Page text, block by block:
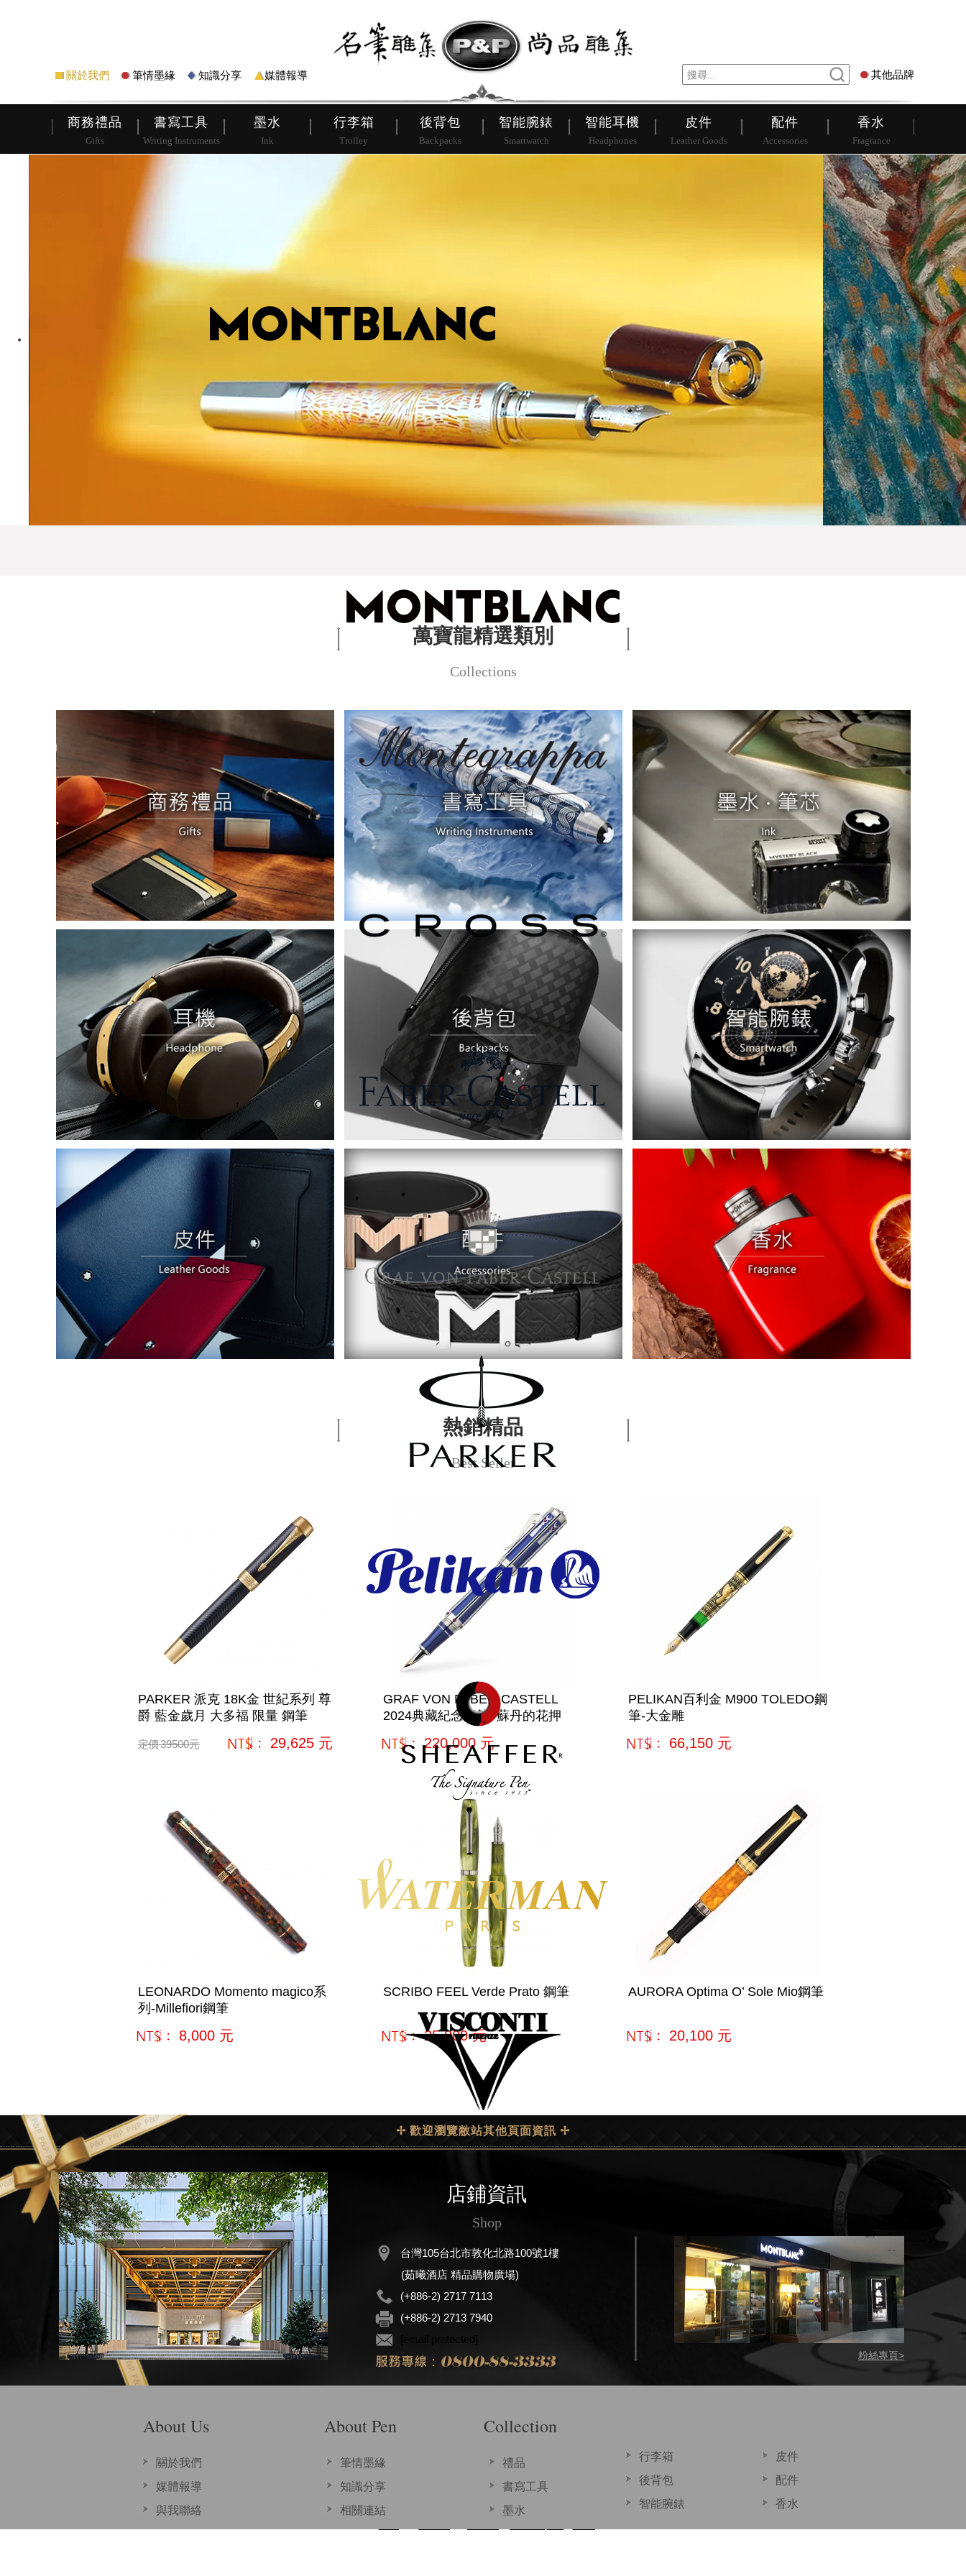
關於我們 筆情墨緣 知識分享 媒體報導 其他品牌
商務禮品
Gifts
書寫工具
Writing Instruments
墨水
Ink
行李箱
Trolley
後背包
Backpacks
智能腕錶
Smartwatch
智能耳機
Headphones
皮件
Leather Goods
配件
Accessories
香水
Fragrance
皮帶 行李箱
萬寶龍精選類別
Collections
熱銷精品
Best Seller
PARKER 派克 18K金 世紀系列 尊
爵 藍金歲月 大多福 限量 鋼筆
定價39500元 網購﹕ 29,625 元
GRAF VON FABER-CASTELL
2024典藏紀念鋼筆/ 蘇丹的花押
網購﹕220,000 元
PELIKAN百利金 M900 TOLEDO鋼
筆-大金雕
網購﹕ 66,150 元
LEONARDO Momento magico系
列-Millefiori鋼筆
網購﹕ 8,000 元
SCRIBO FEEL Verde Prato 鋼筆
網購﹕25,800元
AURORA Optima O’ Sole Mio鋼筆
網購﹕ 20,100 元
✢ 歡迎瀏覽敝站其他頁面資訊 ✢
店鋪資訊
Shop
台灣105台北市敦化北路100號1樓
(茹曦酒店 精品購物廣場)
(+886-2) 2717 7113
(+886-2) 2713 7940
粉絲專頁>
About Us
關於我們
媒體報導
與我聯絡
About Pen
筆情墨緣
知識分享
相關連結
Collection
禮品
書寫工具
墨水
行李箱
後背包
智能腕錶
皮件
配件
香水